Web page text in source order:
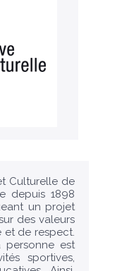
Culturelle de
depuis 1898
un projet
des valeurs
et de respect.
personne est
sportives,